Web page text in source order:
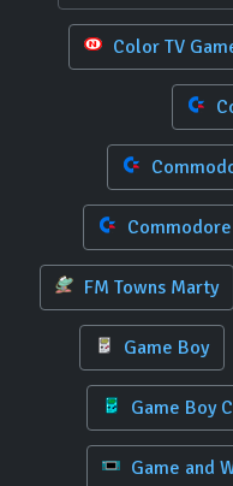
Color TV
FM Towns Marty
Game Boy
Game Boy
Game and